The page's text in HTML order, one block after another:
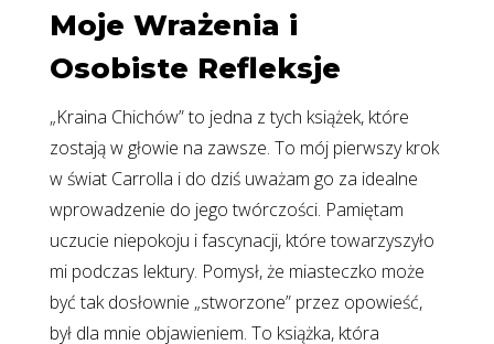
Moje Wrażenia i
Osobiste Refleksje
„Kraina Chichów” to jedna z tych książek, które
zostają w głowie na zawsze. To mój pierwszy krok
w świat Carrolla i do dziś uważam go za idealne
wprowadzenie do jego twórczości. Pamiętam
uczucie niepokoju i fascynacji, które towarzyszyło
mi podczas lektury. Pomysł, że miasteczko może
być tak dosłownie „stworzone” przez opowieść,
był dla mnie objawieniem. To książka, która